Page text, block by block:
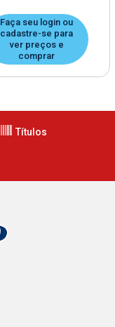
Faça seu login ou
cadastre-se para
ver preços e
comprar
Títulos